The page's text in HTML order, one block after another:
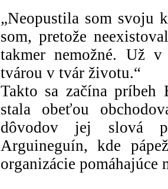
„Neopustila som svoju
som, pretože
takmer nemožné. Už
tvárou v tvár životu.“
Takto sa začína príbeh
stala obeťou
dôvodov jej slová
Arguineguín, kde
organizácie pomáhajúce